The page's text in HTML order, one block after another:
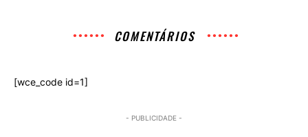
COMENTÁRIOS
[wce_code id=1]
- PUBLICIDADE -